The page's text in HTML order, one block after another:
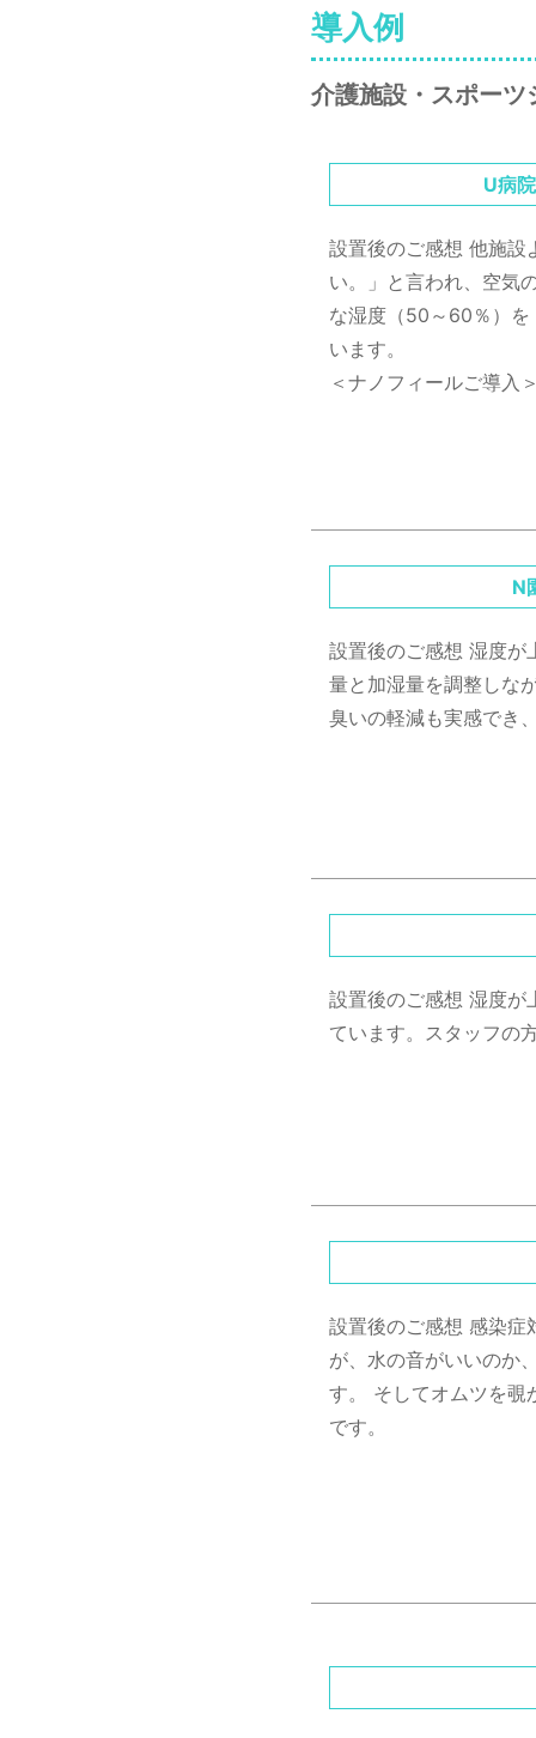
導入例
介護施設・スポーツ
U病
設置後のご感想 他施設
い。」と言われ、空気
な湿度（50～60％）
います。
＜ナノフィールご導入
N
設置後のご感想 湿度が
量と加湿量を調整しな
臭いの軽減も実感でき
設置後のご感想 湿度が
ています。スタッフの
設置後のご感想 感染症
が、水の音がいいのか
す。 そしてオムツを覗
です。